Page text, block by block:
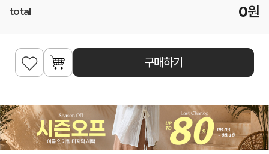
total 0원
구매하기